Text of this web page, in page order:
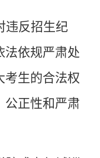
违反招生纪
法依规严肃处
考生的合法权
公正性和严肃